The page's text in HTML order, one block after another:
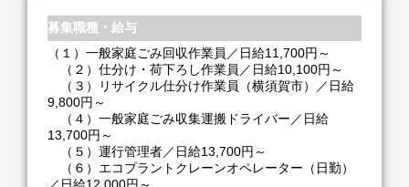
募集職種・給与
（１）一般家庭ごみ回収作業員／日給11,700円～
（２）仕分け・荷下ろし作業員／日給10,100円～
（３）リサイクル仕分け作業員（横須賀市）／日給
9,800円～
（４）一般家庭ごみ収集運搬ドライバー／日給
13,700円～
（５）運行管理者／日給13,700円～
（６）エコプラントクレーンオペレーター（日勤）
／日給12,000円～